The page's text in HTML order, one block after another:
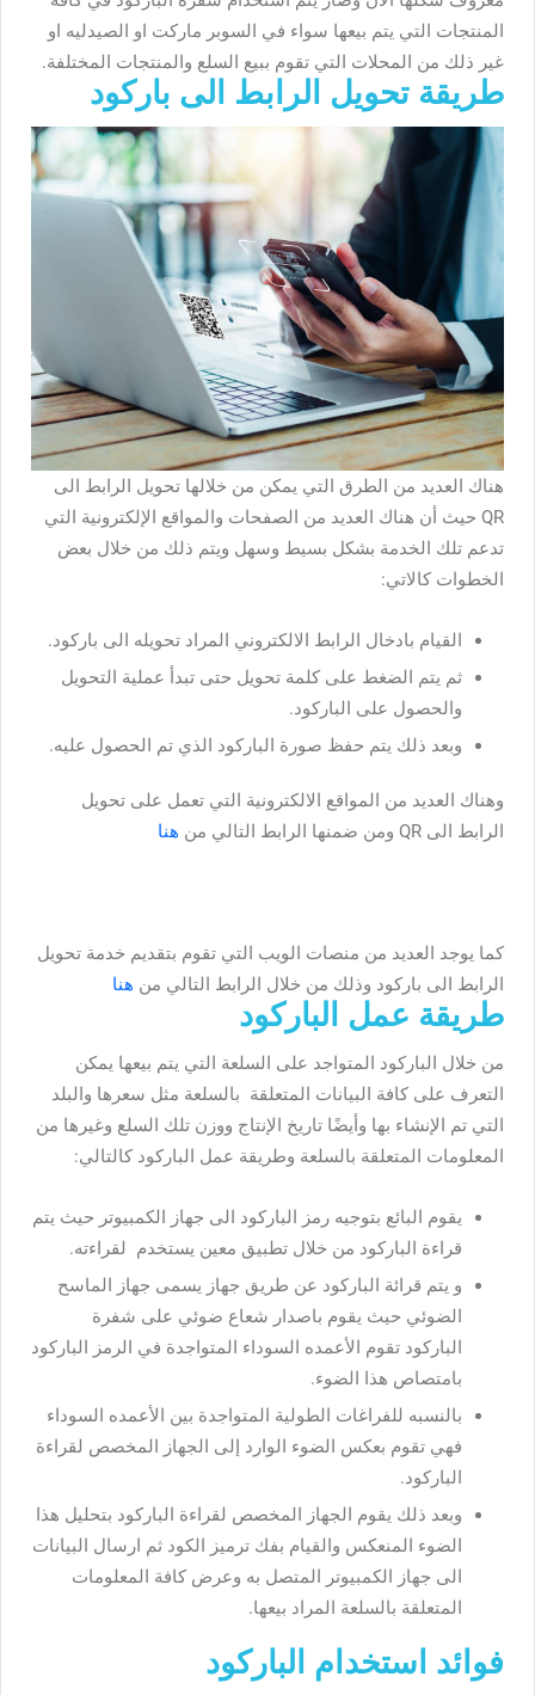
المنتجات التي يتم بيعها سواء في السوبر ماركت او الصيدليه او
غير ذلك من المحلات التي تقوم ببيع السلع والمنتجات المختلفة.
طريقة تحويل الرابط الى باركود
هناك العديد من الطرق التي يمكن من خلالها تحويل الرابط الى
QR حيث أن هناك العديد من الصفحات والمواقع الإلكترونية التي
تدعم تلك الخدمة بشكل بسيط وسهل ويتم ذلك من خلال بعض
الخطوات كالاتي:
القيام بادخال الرابط الالكتروني المراد تحويله الى باركود.
ثم يتم الضغط على كلمة تحويل حتى تبدأ عملية التحويل
والحصول على الباركود.
وبعد ذلك يتم حفظ صورة الباركود الذي تم الحصول عليه.
وهناك العديد من المواقع الالكترونية التي تعمل على تحويل
الرابط الى QR ومن ضمنها الرابط التالي من
هنا
كما يوجد العديد من منصات الويب التي تقوم بتقديم خدمة تحويل
الرابط الى باركود وذلك من خلال الرابط التالي من هنا
طريقة عمل الباركود
من خلال الباركود المتواجد على السلعة التي يتم بيعها يمكن
التعرف على كافة البيانات المتعلقة بالسلعة مثل سعرها والبلد
التي تم الإنشاء بها وأيضًا تاريخ الإنتاج ووزن تلك السلع وغيرها من
المعلومات المتعلقة بالسلعة وطريقة عمل الباركود كالتالي:
يقوم البائع بتوجيه رمز الباركود الى جهاز الكمبيوتر حيث يتم
قراءة الباركود من خلال تطبيق معين يستخدم لقراءته.
و يتم قرائة الباركود عن طريق جهاز يسمى جهاز الماسح
الضوئي حيث يقوم باصدار شعاع ضوئي على شفرة
الباركود تقوم الأعمده السوداء المتواجدة في الرمز الباركود
بامتصاص هذا الضوء.
بالنسبه للفراغات الطولية المتواجدة بين الأعمده السوداء
فهي تقوم بعكس الضوء الوارد إلى الجهاز المخصص لقراءة
الباركود.
وبعد ذلك يقوم الجهاز المخصص لقراءة الباركود بتحليل هذا
الضوء المنعكس والقيام بفك ترميز الكود ثم ارسال البيانات
الى جهاز الكمبيوتر المتصل به وعرض كافة المعلومات
المتعلقة بالسلعة المراد بيعها.
فوائد استخدام الباركود